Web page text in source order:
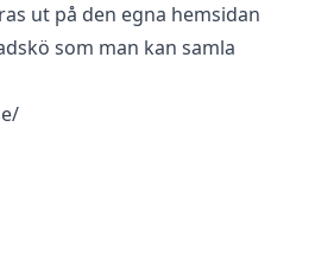
ut på den egna hemsidan
som man kan samla